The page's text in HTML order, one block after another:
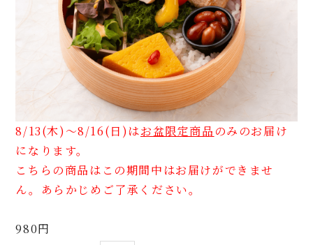
8/13(木)～8/16(日)はお盆限定商品 のみのお届け
になります。
こちらの商品はこの期間中はお届けができませ
ん。あらかじめご了承ください。
980円